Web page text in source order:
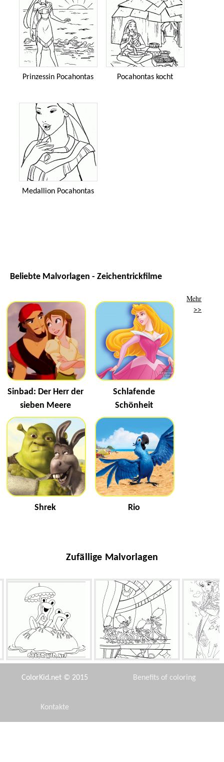
Prinzessin Pocahontas Pocahontas kocht
Medallion Pocahontas
Beliebte Malvorlagen - Zeichentrickfilme
Sinbad: Der Herr der
sieben Meere
Schlafende
Schönheit
Shrek Rio
Mehr
>>
Zufällige Malvorlagen
Funny Frogs Galaktozar Clones
ColorKid.net © 2015 Benefits of coloring
Kontakte